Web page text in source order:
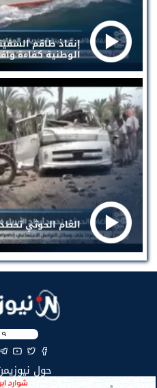
إنقاذ طاقم
الوطنية كفاءة
الغام الحوثي
حول